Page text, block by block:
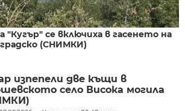
"Кугър" се включиха в гасенето на
(СНИМКИ)
изпепели две къщи в
село Висока могила